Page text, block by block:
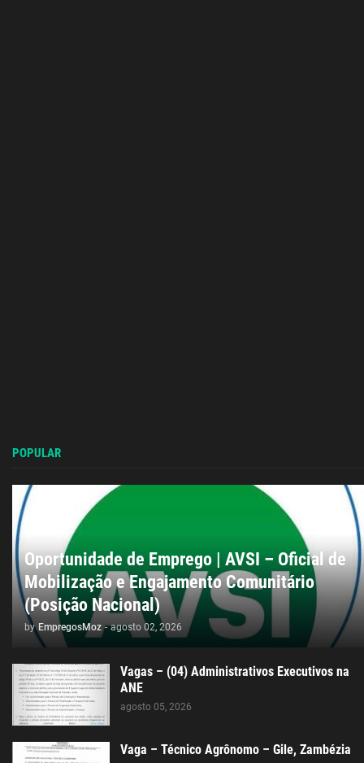
POPULAR
Oportunidade de Emprego | AVSI – Oficial de
Mobilização e Engajamento Comunitário
(Posição Nacional)
by EmpregosMoz - agosto 02, 2026
Vagas – (04) Administrativos Executivos na
ANE
agosto 05, 2026
Vaga – Técnico Agrônomo – Gile, Zambézia